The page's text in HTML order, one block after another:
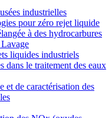
industrielles
pour zéro rejet liquide
à des hydrocarbures
liquides industriels
dans le traitement des eaux
et de caractérisation des